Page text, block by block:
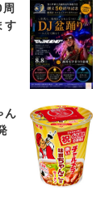
す
ん